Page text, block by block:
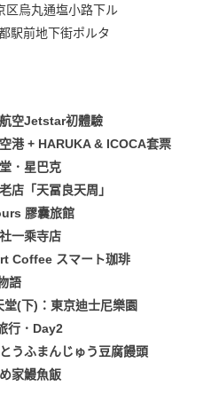
区烏丸通塩小路下ル
駅前地下街ポルタ
航空Jetstar初體驗
港 + HARUKA & ICOCA套票
．星巴克
店「天冨良天周」
膠囊旅館
一乘寺店
Coffee スマート珈琲
語
(下)：東京迪士尼樂園
行．Day2
うふまんじゅう豆腐饅頭
家鰻魚飯